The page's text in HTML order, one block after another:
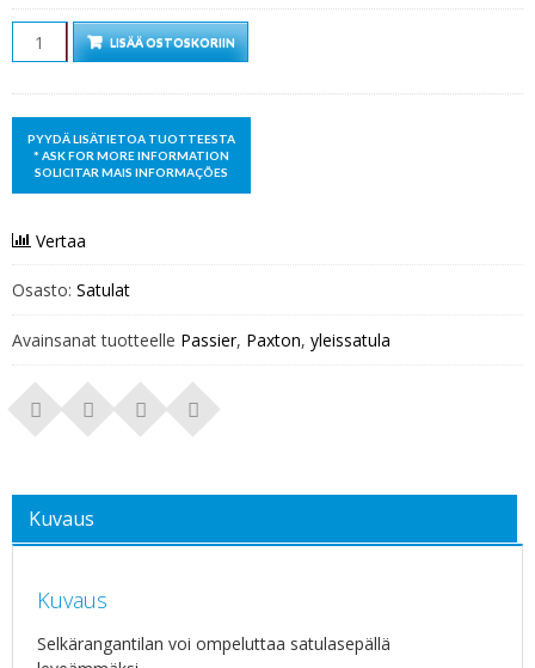
Määrä LISÄÄ OSTOSKORIIN
Vertaa
Osasto: Satulat
Avainsanat tuotteelle Passier, Paxton, yleissatula
Kuvaus
Kuvaus
Selkärangantilan voi ompeluttaa satulasepällä